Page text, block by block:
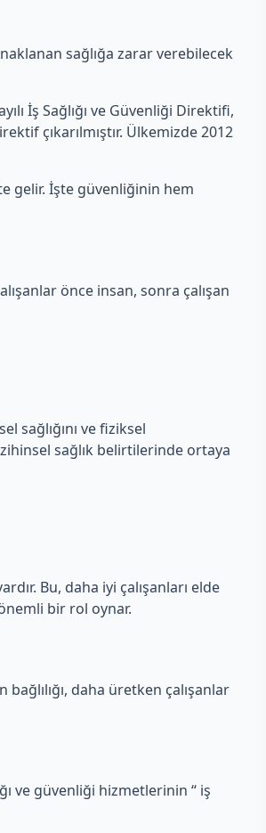
sağlığa zarar verebilecek
İş Sağlığı ve Güvenliği Direktifi,
çıkarılmıştır. Ülkemizde 2012
gelir. İşte güvenliğinin hem
önce insan, sonra çalışan
sağlığını ve fiziksel
sağlık belirtilerinde ortaya
Bu, daha iyi çalışanları elde
bir rol oynar.
daha üretken çalışanlar
ve güvenliği hizmetlerinin “ iş